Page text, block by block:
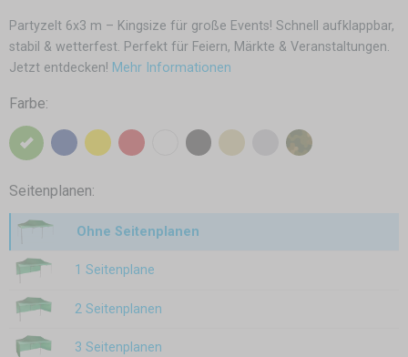
Partyzelt 6x3 m – Kingsize für große Events! Schnell aufklappbar,
stabil & wetterfest. Perfekt für Feiern, Märkte & Veranstaltungen.
Jetzt entdecken! Mehr Informationen
Farbe:
Seitenplanen:
Ohne Seitenplanen
1 Seitenplane
2 Seitenplanen
3 Seitenplanen